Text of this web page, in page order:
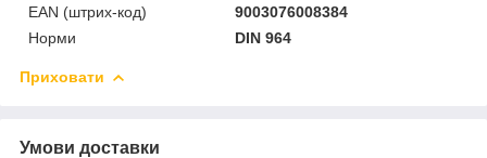
EAN (штрих-код)
9003076008384
Норми
DIN 964
Приховати
Умови доставки